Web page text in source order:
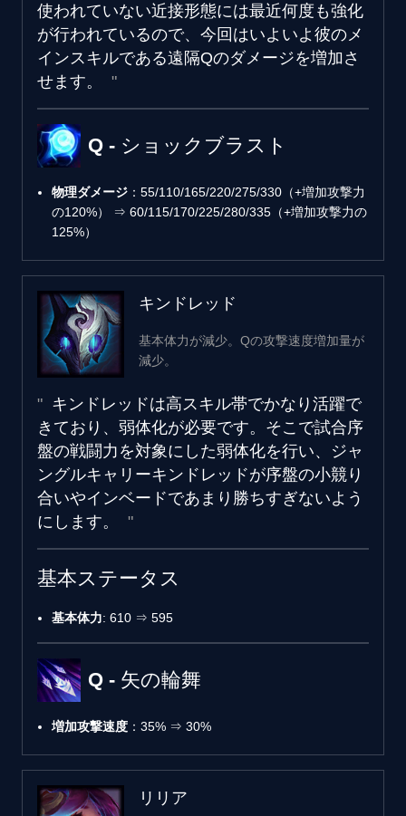
使われていない近接形態には最近何度も強化
が行われているので、今回はいよいよ彼のメ
インスキルである遠隔Qのダメージを増加さ
せます。
Q - ショックブラスト
物理ダメージ ：55/110/165/220/275/330（+増加攻撃力
の120%） ⇒ 60/115/170/225/280/335（+増加攻撃力の
125%）
キンドレッド
基本体力が減少。Qの攻撃速度増加量が
減少。
キンドレッドは高スキル帯でかなり活躍で
きており、弱体化が必要です。そこで試合序
盤の戦闘力を対象にした弱体化を行い、ジャ
ングルキャリーキンドレッドが序盤の小競り
合いやインベードであまり勝ちすぎないよう
にします。
基本ステータス
基本体力: 610 ⇒ 595
Q - 矢の輪舞
増加攻撃速度 ：35% ⇒ 30%
リリア